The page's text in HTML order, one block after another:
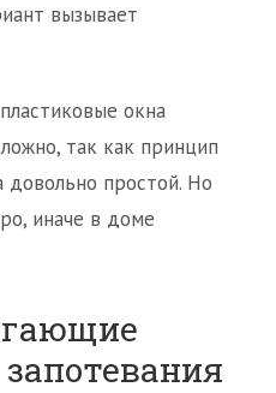
вызывает
окна
так как принцип
довольно простой. Но
иначе в доме